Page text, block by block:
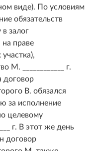
виде). По условиям
обязательств
залог
праве
М. ____________ г.
договор
В. обязался
за исполнение
целевому
г. В этот же день
договор